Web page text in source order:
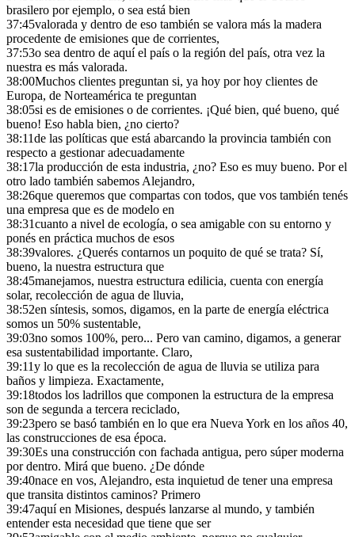
brasilero por ejemplo, o sea está bien
37:45valorada y dentro de eso también se valora más la madera
procedente de emisiones que de corrientes,
37:53o sea dentro de aquí el país o la región del país, otra vez la
nuestra es más valorada.
38:00Muchos clientes preguntan si, ya hoy por hoy clientes de
Europa, de Norteamérica te preguntan
38:05si es de emisiones o de corrientes. ¡Qué bien, qué bueno, qué
bueno! Eso habla bien, ¿no cierto?
38:11de las políticas que está abarcando la provincia también con
respecto a gestionar adecuadamente
38:17la producción de esta industria, ¿no? Eso es muy bueno. Por el
otro lado también sabemos Alejandro,
38:26que queremos que compartas con todos, que vos también tenés
una empresa que es de modelo en
38:31cuanto a nivel de ecología, o sea amigable con su entorno y
ponés en práctica muchos de esos
38:39valores. ¿Querés contarnos un poquito de qué se trata? Sí,
bueno, la nuestra estructura que
38:45manejamos, nuestra estructura edilicia, cuenta con energía
solar, recolección de agua de lluvia,
38:52en síntesis, somos, digamos, en la parte de energía eléctrica
somos un 50% sustentable,
39:03no somos 100%, pero... Pero van camino, digamos, a generar
esa sustentabilidad importante. Claro,
39:11y lo que es la recolección de agua de lluvia se utiliza para
baños y limpieza. Exactamente,
39:18todos los ladrillos que componen la estructura de la empresa
son de segunda a tercera reciclado,
39:23pero se basó también en lo que era Nueva York en los años 40,
las construcciones de esa época.
39:30Es una construcción con fachada antigua, pero súper moderna
por dentro. Mirá que bueno. ¿De dónde
39:40nace en vos, Alejandro, esta inquietud de tener una empresa
que transita distintos caminos? Primero
39:47aquí en Misiones, después lanzarse al mundo, y también
entender esta necesidad que tiene que ser